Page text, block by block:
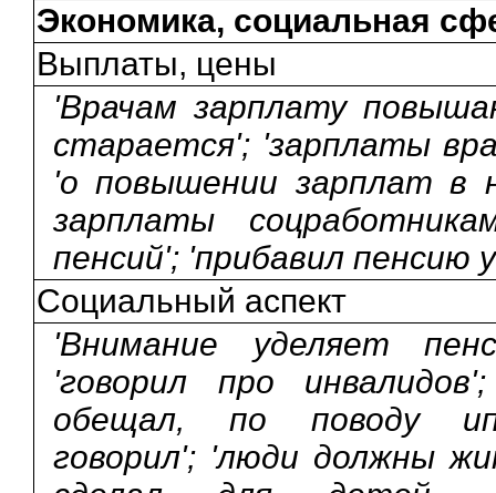
Экономика, социальная
Выплаты, цены
'Врачам зарплату
старается'; 'зарплаты
'о повышении зарплат в
зарплаты
пенсий'; 'прибавил пенсию
Социальный аспект
'Внимание уделяет
'говорил про
обещал, по поводу
говорил'; 'люди должны